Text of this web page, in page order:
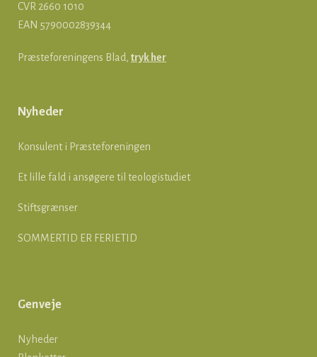
CVR 2660 1010
EAN 5790002839344
Præsteforeningens Blad, tryk her
Nyheder
Konsulent i Præsteforeningen
Et lille fald i ansøgere til teologistudiet
Stiftsgrænser
SOMMERTID ER FERIETID
Genveje
Nyheder